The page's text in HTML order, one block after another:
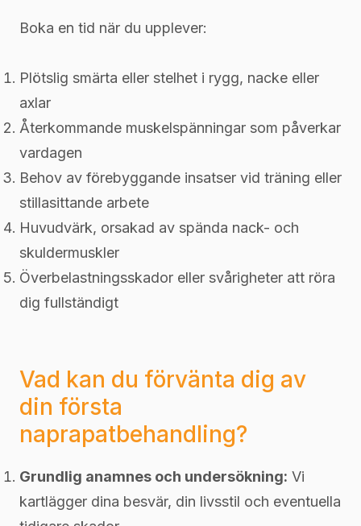
Boka en tid när du upplever:
Plötslig smärta eller stelhet i rygg, nacke eller
axlar
Återkommande muskelspänningar som påverkar
vardagen
Behov av förebyggande insatser vid träning eller
stillasittande arbete
Huvudvärk, orsakad av spända nack- och
skuldermuskler
Överbelastningsskador eller svårigheter att röra
dig fullständigt
Vad kan du förvänta dig av
din första
naprapatbehandling?
Grundlig anamnes och undersökning: Vi
kartlägger dina besvär, din livsstil och eventuella